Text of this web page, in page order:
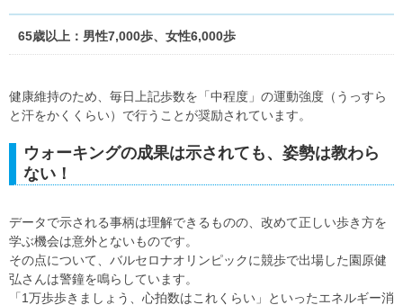
65歳以上：男性7,000歩、女性6,000歩
健康維持のため、毎日上記歩数を「中程度」の運動強度（うっすら
と汗をかくくらい）で行うことが奨励されています。
ウォーキングの成果は示されても、姿勢は教わら
ない！
データで示される事柄は理解できるものの、改めて正しい歩き方を
学ぶ機会は意外とないものです。
その点について、バルセロナオリンピックに競歩で出場した園原健
弘さんは警鐘を鳴らしています。
「1万歩歩きましょう、心拍数はこれくらい」といったエネルギー消